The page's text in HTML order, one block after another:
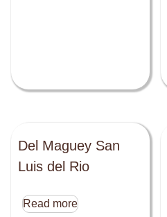
Del Maguey San
Luis del Rio
Read more